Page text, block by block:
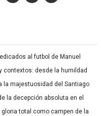
al futbol de Manuel
contextos: desde la humildad
la majestuosidad del Santiago
la decepción absoluta en el
total como campen de la